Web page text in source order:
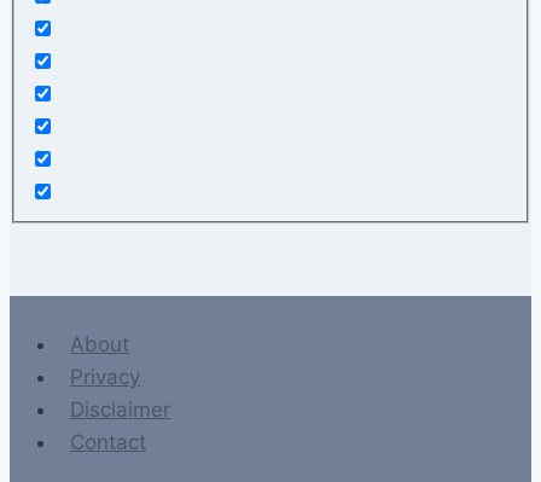
About
Privacy
Disclaimer
Contact